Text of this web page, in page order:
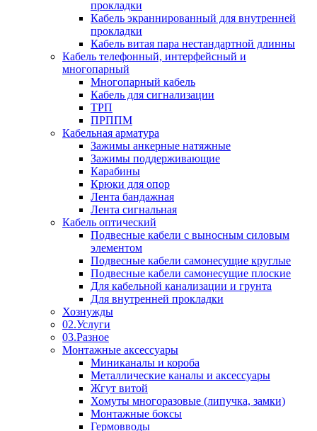
прокладки
Кабель экраннированный для внутренней
прокладки
Кабель витая пара нестандартной длинны
Кабель телефонный, интерфейсный и
многопарный
Многопарный кабель
Кабель для сигнализации
ТРП
ПРППМ
Кабельная арматура
Зажимы анкерные натяжные
Зажимы поддерживающие
Карабины
Крюки для опор
Лента бандажная
Лента сигнальная
Кабель оптический
Подвесные кабели с выносным силовым
элементом
Подвесные кабели самонесущие круглые
Подвесные кабели самонесущие плоские
Для кабельной канализации и грунта
Для внутренней прокладки
Хознужды
02.Услуги
03.Разное
Монтажные аксессуары
Миниканалы и короба
Металлические каналы и аксессуары
Жгут витой
Хомуты многоразовые (липучка, замки)
Монтажные боксы
Гермовводы